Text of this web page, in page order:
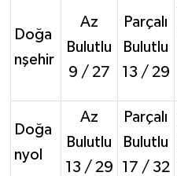
Doğa
nşehir
Az
Bulutlu
9 / 27
Parçalı
Bulutlu
13 / 29
Doğa
nyol
Az
Bulutlu
13 / 29
Parçalı
Bulutlu
17 / 32